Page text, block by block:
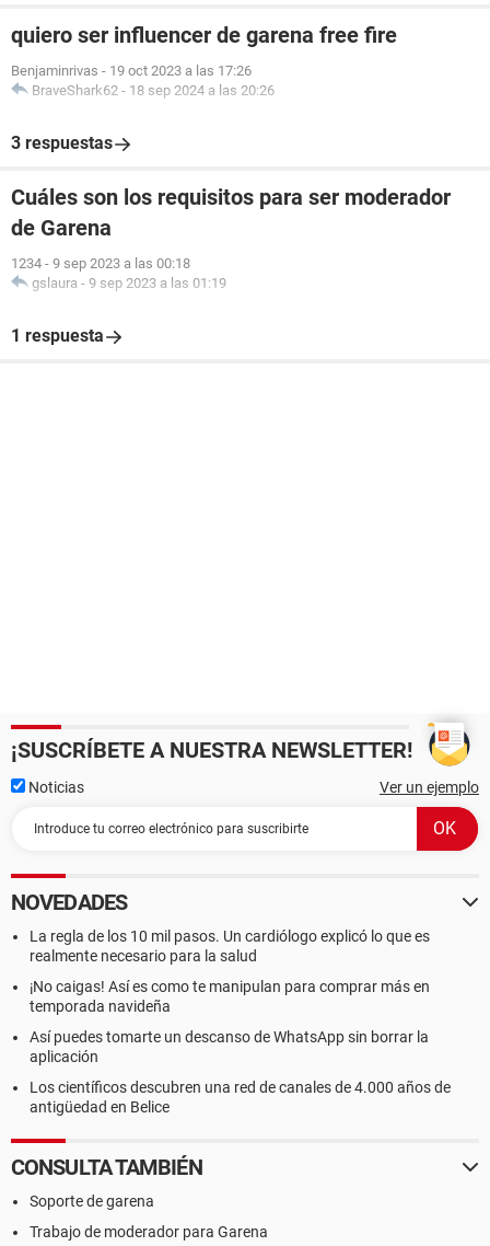
quiero ser influencer de garena free fire
Benjaminrivas - 19 oct 2023 a las 17:26
BraveShark62 - 18 sep 2024 a las 20:26
3 respuestas
Cuáles son los requisitos para ser moderador
de Garena
1234 - 9 sep 2023 a las 00:18
gslaura - 9 sep 2023 a las 01:19
1 respuesta
¡SUSCRÍBETE A NUESTRA NEWSLETTER!
Noticias Ver un ejemplo
NOVEDADES
La regla de los 10 mil pasos. Un cardiólogo explicó lo que es
realmente necesario para la salud
¡No caigas! Así es como te manipulan para comprar más en
temporada navideña
Así puedes tomarte un descanso de WhatsApp sin borrar la
aplicación
Los científicos descubren una red de canales de 4.000 años de
antigüedad en Belice
CONSULTA TAMBIÉN
Soporte de garena
Trabajo de moderador para Garena